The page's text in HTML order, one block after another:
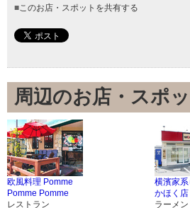
■このお店・スポットを共有する
周辺のお店・スポ
欧風料理 Pomme
Pomme Pomme
レストラン
横濱家
かほく店
ラーメン